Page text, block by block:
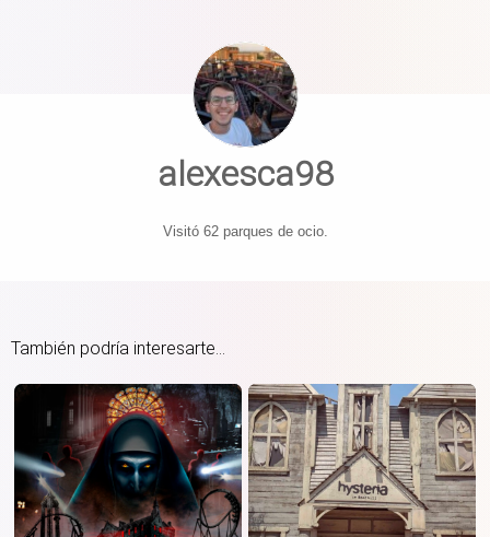
alexesca98
Visitó 62 parques de ocio.
También podría interesarte...